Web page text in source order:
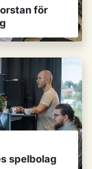
för
spelbolag